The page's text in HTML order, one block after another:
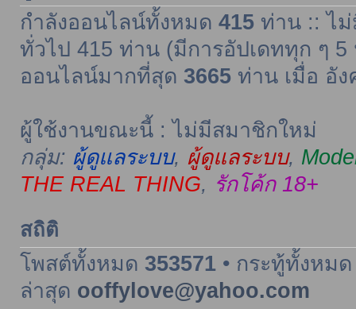
กำลังออนไลน์ทั้งหมด 415ท่าน :: ไม่
ทั่วไป 415 ท่าน (มีการอัปเดททุก ๆ 5
ออนไลน์มากที่สุด 3665ท่าน เมื่อ อัง
ผู้ใช้งานขณะนี้ : ไม่มีสมาชิกใหม่
กลุ่ม: ผู้ดูแลระบบ, ผู้ดูแลระบบ,
THE REAL THING, รักโค้ก 18+
สถิติ
โพสต์ทั้งหมด 353571• กระทู้ทั้งหม
ล่าสุด ooffylove@yahoo.com